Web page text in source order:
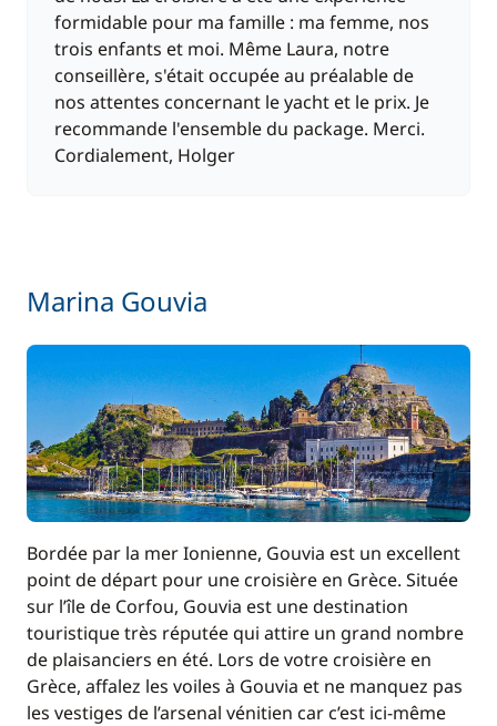
formidable pour ma famille : ma femme, nos
trois enfants et moi. Même Laura, notre
conseillère, s'était occupée au préalable de
nos attentes concernant le yacht et le prix. Je
recommande l'ensemble du package. Merci.
Cordialement, Holger
Marina Gouvia
Bordée par la mer Ionienne, Gouvia est un excellent
point de départ pour une croisière en Grèce. Située
sur l’île de Corfou, Gouvia est une destination
touristique très réputée qui attire un grand nombre
de plaisanciers en été. Lors de votre croisière en
Grèce, affalez les voiles à Gouvia et ne manquez pas
les vestiges de l’arsenal vénitien car c’est ici-même